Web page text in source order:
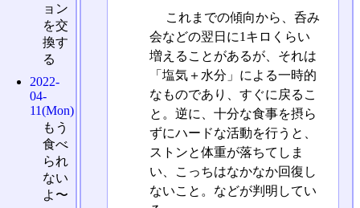
これまでの傾向から、呑み
会などの翌日に1キロくらい
増えることがあるが、それは
「塩気＋水分」による一時的
なものであり、すぐに戻るこ
と。逆に、十分な食事を摂ら
ずにハードな活動を行うと、
ストンと体重が落ちてしま
い、こっちはなかなか回復し
ないこと。などが判明してい
ョン
を交
換す
る
2022-
04-
11(Mon)
もう
食べ
られ
ない
よ〜